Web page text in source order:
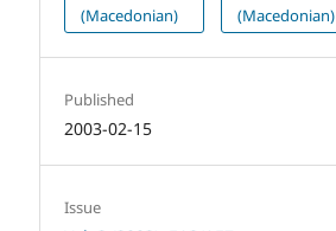
(Macedonian)
(Macedonian)
Published
2003-02-15
Issue